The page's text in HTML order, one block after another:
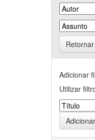
Adicionar
Utilizar